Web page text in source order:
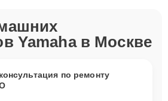
Yamaha в Москве
по ремонту